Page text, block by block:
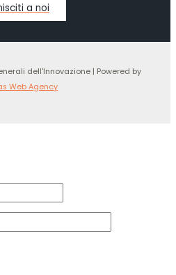
a noi
dell'Innovazione | Powered by
Web Agency